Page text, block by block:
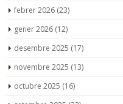
febrer 2026 (23)
gener 2026 (12)
desembre 2025 (17)
novembre 2025 (13)
octubre 2025 (16)